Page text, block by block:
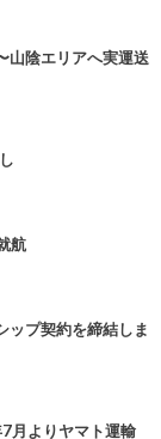
山陰エリアへ実運送
航
ップ契約を締結しま
月よりヤマト運輸